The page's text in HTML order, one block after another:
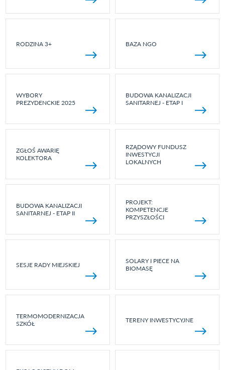
RODZINA 3+ BAZA NGO
WYBORY
PREZYDENCKIE 2025
BUDOWA KANALIZACJI
SANITARNEJ - ETAP I
ZGŁOŚ AWARIĘ
KOLEKTORA
RZĄDOWY FUNDUSZ
INWESTYCJI
LOKALNYCH
BUDOWA KANALIZACJI
SANITARNEJ - ETAP II
PROJEKT:
KOMPETENCJE
PRZYSZŁOŚCI
SESJE RADY MIEJSKIEJ
SOLARY I PIECE NA
BIOMASĘ
TERMOMODERNIZACJA
SZKÓŁ
TERENY INWESTYCYJNE